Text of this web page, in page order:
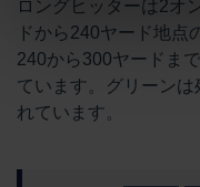
ロングヒッターは2オ
ドから240ヤード地点
240から300ヤードま
ています。グリーン
れています。